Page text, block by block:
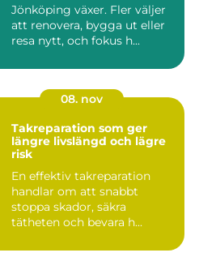
Jönköping växer. Fler väljer
att renovera, bygga ut eller
resa nytt, och fokus h...
08. nov
Takreparation som ger
längre livslängd och lägre
risk
En effektiv takreparation
handlar om att snabbt
stoppa skador, säkra
tätheten och bevara h...